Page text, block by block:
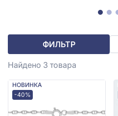
ФИЛЬТР
Найдено 3 товара
НОВИНКА
-40%